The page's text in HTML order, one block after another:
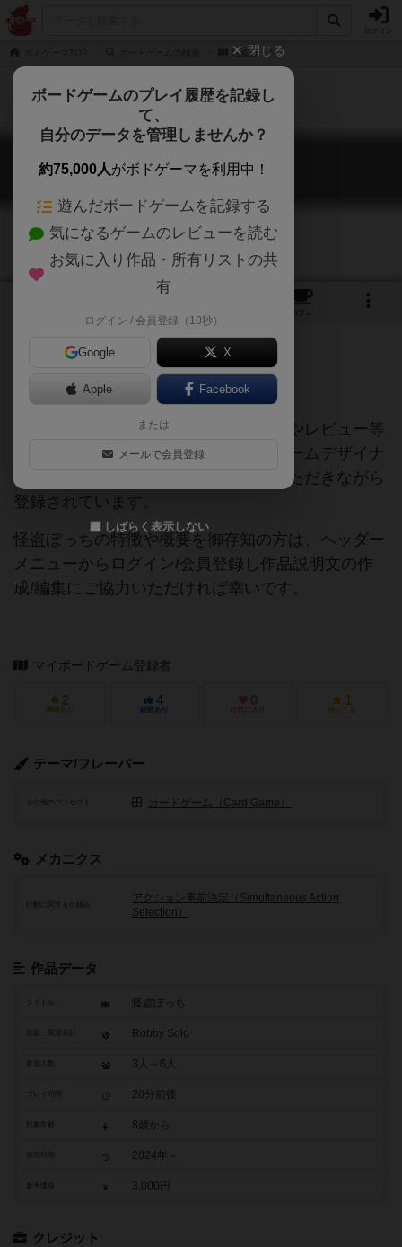
怪盗ぼっち
怪盗ぼっち
Robby Solo
カフェ
ご協力ください
当サイトに掲載されている作品説明文やレビュー等
の情報は、ボドゲーマ運営事務局・ゲームデザイナ
ーご本人様・有志の皆様にご協力をいただきながら
登録されています。
怪盗ぼっちの特徴や概要を御存知の方は、ヘッダー
メニューからログイン/会員登録し作品説明文の作
成/編集にご協力いただければ幸いです。
マイボードゲーム登録者
2
興味あり
4
経験あり
0
お気に入り
1
持ってる
テーマ/フレーバー
その他のコンセプト カードゲーム（Card Game）
メカニクス
行動に関する仕組み
アクション事前決定（Simultaneous Action
Selection）
作品データ
タイトル 怪盗ぼっち
Robby Solo
参加人数 3人～6人
20分前後
8歳から
2024年～
参考価格 3,000円
クレジット
閉じる
ボードゲームのプレイ履歴を記録し
て、
自分のデータを管理しませんか？
約75,000人がボドゲーマを利用中！
遊んだボードゲームを記録する
気になるゲームのレビューを読む
お気に入り作品・所有リストの共
有
ログイン / 会員登録（10秒）
Google X
Apple Facebook
または
メールで会員登録
しばらく表示しない